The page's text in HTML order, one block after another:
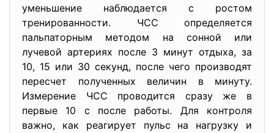
уменьшение наблюдается с ростом
тренированности. ЧСС определяется
пальпаторным методом на сонной или
лучевой артериях после 3 минут отдыха, за
10, 15 или 30 секунд, после чего производят
пересчет полученных величин в минуту.
Измерение ЧСС проводится сразу же в
первые 10 с после работы. Для контроля
важно, как реагирует пульс на нагрузку и